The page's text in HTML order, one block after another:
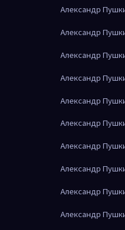
Александр
Александр
Александр
Александр
Александр
Александр
Александр
Александр
Александр
Александр